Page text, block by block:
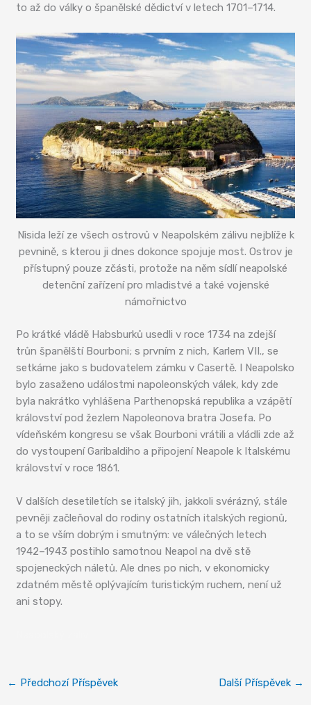
to až do války o španělské dědictví v letech 1701–1714.
Nìsida leží ze všech ostrovů v Neapolském zálivu nejblíže k
pevnině, s kterou ji dnes dokonce spojuje most. Ostrov je
přístupný pouze zčásti, protože na něm sídlí neapolské
detenční zařízení pro mladistvé a také vojenské
námořnictvo
Po krátké vládě Habsburků usedli v roce 1734 na zdejší
trůn španělští Bourboni; s prvním z nich, Karlem VII., se
setkáme jako s budovatelem zámku v Casertě. I Neapolsko
bylo zasaženo událostmi napoleonských válek, kdy zde
byla nakrátko vyhlášena Parthenopská republika a vzápětí
království pod žezlem Napoleonova bratra Josefa. Po
vídeňském kongresu se však Bourboni vrátili a vládli zde až
do vystoupení Garibaldiho a připojení Neapole k Italskému
království v roce 1861.
V dalších desetiletích se italský jih, jakkoli svérázný, stále
pevněji začleňoval do rodiny ostatních italských regionů,
a to se vším dobrým i smutným: ve válečných letech
1942–1943 postihlo samotnou Neapol na dvě stě
spojeneckých náletů. Ale dnes po nich, v ekonomicky
zdatném městě oplývajícím turistickým ruchem, není už
ani stopy.
← Předchozí Příspěvek Další Příspěvek →